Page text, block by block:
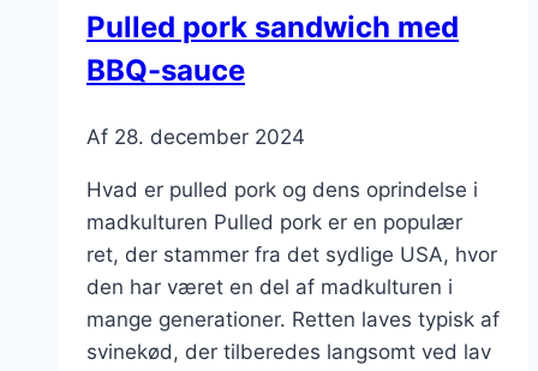
skiver
Pulled pork sandwich med
BBQ-sauce
Af 28. december 2024
Hvad er pulled pork og dens oprindelse i
madkulturen Pulled pork er en populær
ret, der stammer fra det sydlige USA, hvor
den har været en del af madkulturen i
mange generationer. Retten laves typisk af
svinekød, der tilberedes langsomt ved lav